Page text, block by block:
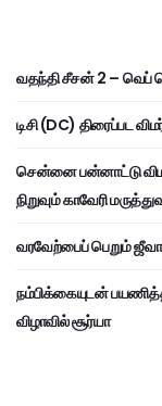
வதந்தி சீசன் 2 – வெப்
டிசி (DC) திரைப்பட
சென்னை பன்னாட்டு
நிறுவும் காவேரி
வரவேற்பைப் பெறும்
நம்பிக்கையுடன்
விழாவில் சூர்யா